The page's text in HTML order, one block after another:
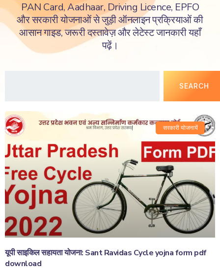
PAN Card, Aadhaar, Driving Licence, EPFO
और सरकारी योजनाओं से जुड़ी ऑनलाइन प्रक्रियाओं की
आसान गाइड, जरूरी दस्तावेज़ और लेटेस्ट जानकारी यहाँ
पढ़ें।
SEARCH
सरकारी योजनायें
यूपी साइकिल सहायता योजना: Sant Ravidas Cycle yojna form pdf
download